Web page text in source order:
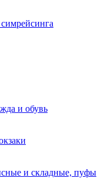
и обувь
и складные, пуфы